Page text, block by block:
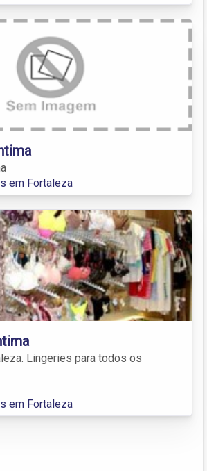
em Fortaleza
Lingeries para todos os
em Fortaleza